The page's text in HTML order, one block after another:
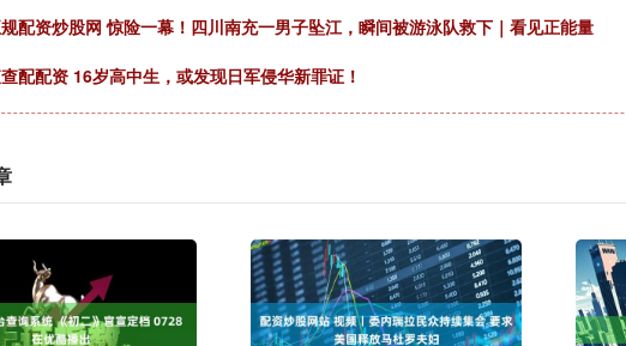
配资炒股网 惊险一幕！四川南充一男子坠江，瞬间被游泳队救下｜看见正能量
配配资 16岁高中生，或发现日军侵华新罪证！